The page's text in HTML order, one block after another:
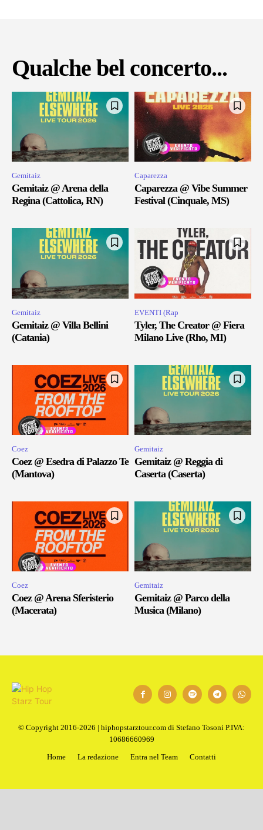
Qualche bel concerto...
Gemitaiz
Gemitaiz @ Arena della
Regina (Cattolica, RN)
Caparezza
Caparezza @ Vibe Summer
Festival (Cinquale, MS)
Gemitaiz
Gemitaiz @ Villa Bellini
(Catania)
EVENTI (Rap
Tyler, The Creator @ Fiera
Milano Live (Rho, MI)
Coez
Coez @ Esedra di Palazzo Te
(Mantova)
Gemitaiz
Gemitaiz @ Reggia di
Caserta (Caserta)
Coez
Coez @ Arena Sferisterio
(Macerata)
Gemitaiz
Gemitaiz @ Parco della
Musica (Milano)
© Copyright 2016-2026 | hiphopstarztour.com di Stefano Tosoni P.IVA:
10686660969
Home
La redazione Entra nel Team Contatti